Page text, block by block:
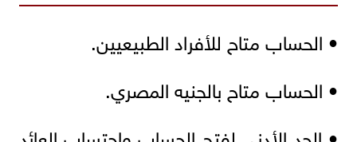
• الحساب متاح للأفراد الطبيعيين.
• الحساب متاح بالجنيه المصري.